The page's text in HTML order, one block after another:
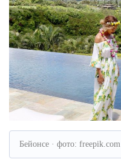
Бейонсе · фото: freepik.com